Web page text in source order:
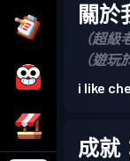
關於
（超級
（遊玩
i like
成就